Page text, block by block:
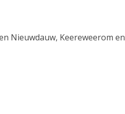
Nieuwdauw, Keereweerom en